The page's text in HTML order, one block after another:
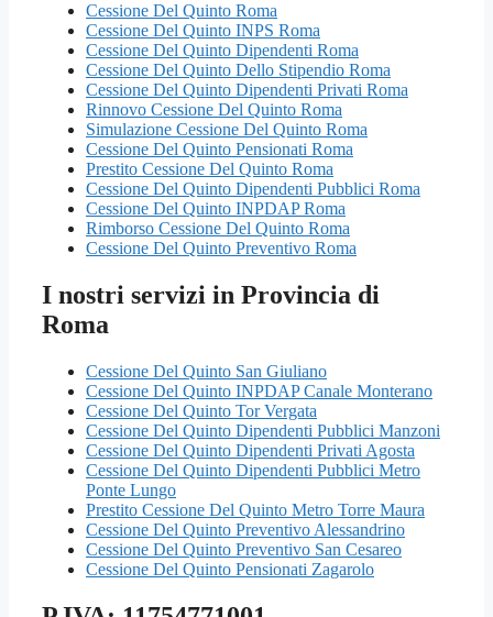
Cessione Del Quinto Roma
Cessione Del Quinto INPS Roma
Cessione Del Quinto Dipendenti Roma
Cessione Del Quinto Dello Stipendio Roma
Cessione Del Quinto Dipendenti Privati Roma
Rinnovo Cessione Del Quinto Roma
Simulazione Cessione Del Quinto Roma
Cessione Del Quinto Pensionati Roma
Prestito Cessione Del Quinto Roma
Cessione Del Quinto Dipendenti Pubblici Roma
Cessione Del Quinto INPDAP Roma
Rimborso Cessione Del Quinto Roma
Cessione Del Quinto Preventivo Roma
I nostri servizi in Provincia di
Roma
Cessione Del Quinto San Giuliano
Cessione Del Quinto INPDAP Canale Monterano
Cessione Del Quinto Tor Vergata
Cessione Del Quinto Dipendenti Pubblici Manzoni
Cessione Del Quinto Dipendenti Privati Agosta
Cessione Del Quinto Dipendenti Pubblici Metro
Ponte Lungo
Prestito Cessione Del Quinto Metro Torre Maura
Cessione Del Quinto Preventivo Alessandrino
Cessione Del Quinto Preventivo San Cesareo
Cessione Del Quinto Pensionati Zagarolo